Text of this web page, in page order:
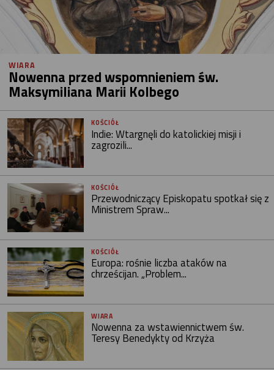
WIARA
Nowenna przed wspomnieniem św.
Maksymiliana Marii Kolbego
KOŚCIÓŁ
Indie: Wtargnęli do katolickiej misji i
zagrozili...
KOŚCIÓŁ
Przewodniczący Episkopatu spotkał się z
Ministrem Spraw...
KOŚCIÓŁ
Europa: rośnie liczba ataków na
chrześcijan. „Problem...
WIARA
Nowenna za wstawiennictwem św.
Teresy Benedykty od Krzyża